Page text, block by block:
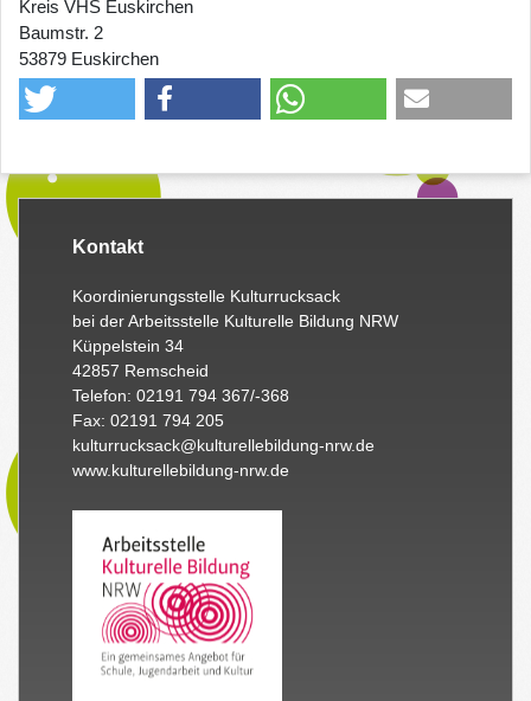
Kreis VHS Euskirchen
Baumstr. 2
53879 Euskirchen
Kontakt
Koordinierungsstelle Kulturrucksack
bei der Arbeitsstelle Kulturelle Bildung NRW
Küppelstein 34
42857 Remscheid
Telefon: 02191 794 367/-368
Fax: 02191 794 205
kulturrucksack@kulturellebildung-nrw.de
www.kulturellebildung-nrw.de